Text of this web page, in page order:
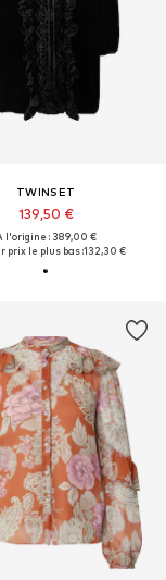
TWINSET
139,50 €
l'origine : 389,00 €
prix le plus bas :132,30 €